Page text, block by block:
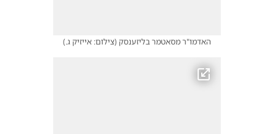
האדמו"ר מסאטמר בליזענסק (צילום: אייזיק ג.)